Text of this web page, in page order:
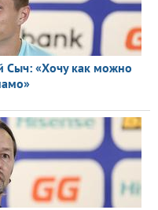
Сыч: «Хочу как можно